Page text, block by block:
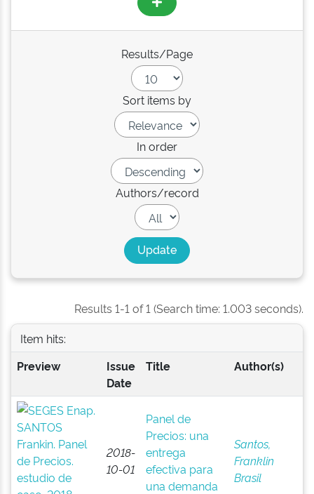
Results/Page
Sort items by
In order
Authors/record
Results 1-1 of 1 (Search time: 1.003 seconds).
Item hits:
Preview
Issue
Date
Title Author(s)
2018-
10-01
Panel de
Precios: una
entrega
efectiva para
una demanda
Santos,
Franklin
Brasil